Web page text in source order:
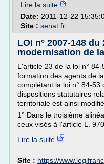
Lire la suite
Date: 2011-12-22
Site : senat.fr
LOI n° 2007-148
modernisation de
L'article 23 de la loi n°
formation des agents de
complétant la loi n° 84-
dispositions statutaires
territoriale est ainsi
1° Dans le troisième
ceux visés à l'article L.
Lire la suite
Site : https://